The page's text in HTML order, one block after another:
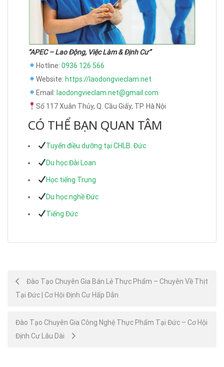
“APEC – Lao Động, Việc Làm & Định Cư”
Hotline: 0936 126 566
Website: https://laodongvieclam.net
Email: laodongvieclam.net@gmail.com
Số 117 Xuân Thủy, Q. Cầu Giấy, TP. Hà Nội
CÓ THỂ BẠN QUAN TÂM
Tuyển điều dưỡng tại CHLB. Đức
Du học Đài Loan
Học tiếng Trung
Du học nghề Đức
Tiếng Đức
Post
navigation
Đào Tạo Chuyên Gia Bán Lẻ Thực Phẩm – Chuyên Về Thịt
Tại Đức | Cơ Hội Định Cư Hấp Dẫn
Đào Tạo Chuyên Gia Công Nghệ Thực Phẩm Tại Đức – Cơ Hội
Định Cư Lâu Dài